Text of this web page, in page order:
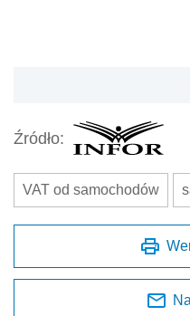
Źródło:
VAT od samochodów